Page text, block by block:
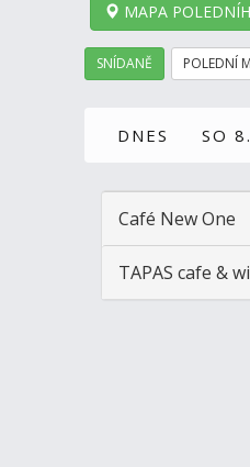
MAPA
SNÍDANĚ POLEDNÍ
DNES SO
Café New One
TAPAS cafe &